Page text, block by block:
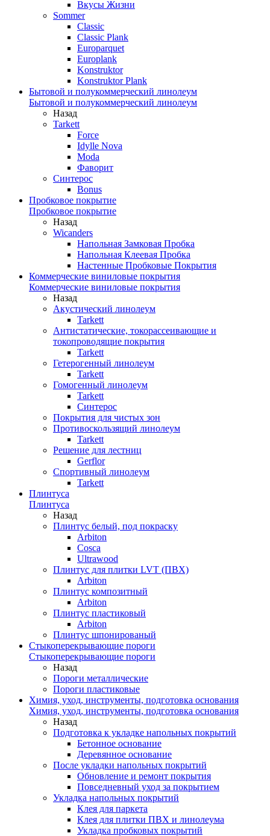
Вкусы Жизни
Sommer
Classic
Classic Plank
Europarquet
Europlank
Konstruktor
Konstruktor Plank
Бытовой и полукоммерческий линолеум
Бытовой и полукоммерческий линолеум
Назад
Tarkett
Force
Idylle Nova
Moda
Фаворит
Синтерос
Bonus
Пробковое покрытие
Пробковое покрытие
Назад
Wicanders
Напольная Замковая Пробка
Напольная Клеевая Пробка
Настенные Пробковые Покрытия
Коммерческие виниловые покрытия
Коммерческие виниловые покрытия
Назад
Акустический линолеум
Tarkett
Антистатические, токорассеивающие и
токопроводящие покрытия
Tarkett
Гетерогенный линолеум
Tarkett
Гомогенный линолеум
Tarkett
Синтерос
Покрытия для чистых зон
Противоскользящий линолеум
Tarkett
Решение для лестниц
Gerflor
Спортивный линолеум
Tarkett
Плинтуса
Плинтуса
Назад
Плинтус белый, под покраску
Arbiton
Cosca
Ultrawood
Плинтус для плитки LVT (ПВХ)
Arbiton
Плинтус композитный
Arbiton
Плинтус пластиковый
Arbiton
Плинтус шпонированый
Стыкоперекрывающие пороги
Стыкоперекрывающие пороги
Назад
Пороги металлические
Пороги пластиковые
Химия, уход, инструменты, подготовка основания
Химия, уход, инструменты, подготовка основания
Назад
Подготовка к укладке напольных покрытий
Бетонное основание
Деревянное основание
После укладки напольных покрытий
Обновление и ремонт покрытия
Повседневный уход за покрытием
Укладка напольных покрытий
Клея для паркета
Клея для плитки ПВХ и линолеума
Укладка пробковых покрытий